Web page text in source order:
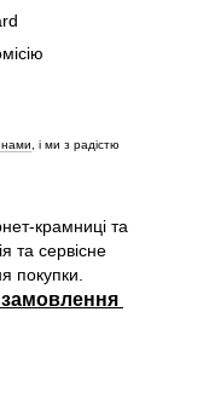
нами, і ми з радістю
крамниці та
та сервісне
покупки.